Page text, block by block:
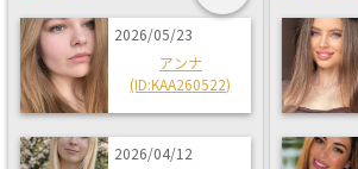
2026/05/23
アンナ
(ID:KAA260522)
2026/04/12